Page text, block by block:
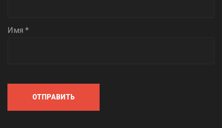
Имя *
ОТПРАВИТЬ